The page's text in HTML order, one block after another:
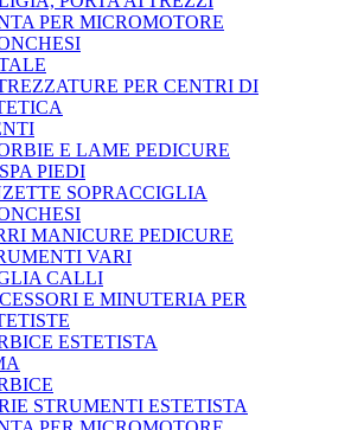
PER MICROMOTORE
PER CENTRI DI
E LAME PEDICURE
PIEDI
SOPRACCIGLIA
MANICURE PEDICURE
VARI
CALLI
E MINUTERIA PER
ESTETISTA
STRUMENTI ESTETISTA